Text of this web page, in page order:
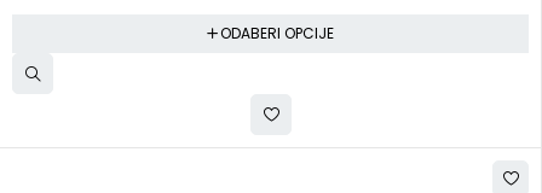
ODABERI OPCIJE